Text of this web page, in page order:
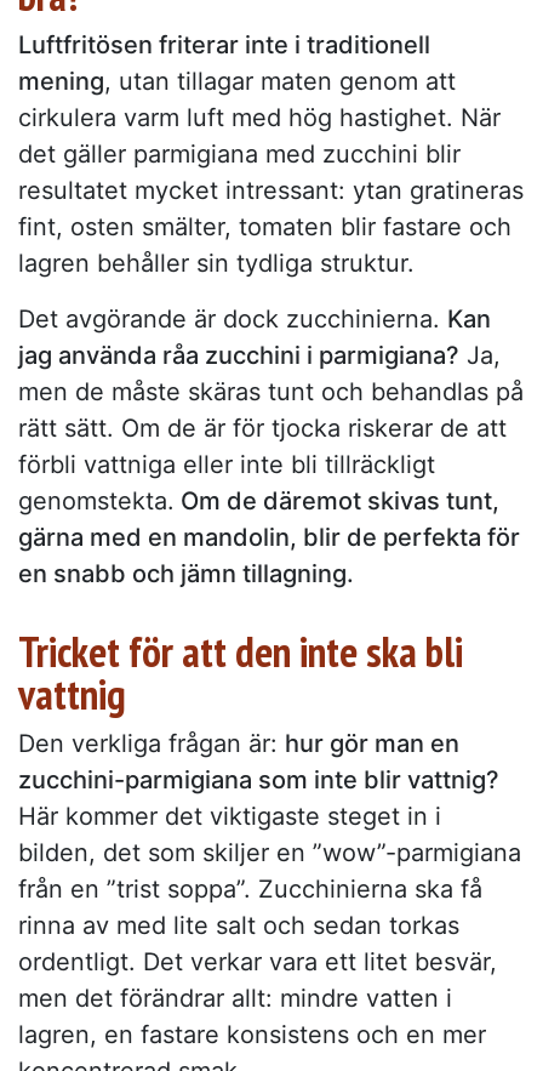
Luftfritösen friterar inte i traditionell
mening, utan tillagar maten genom att
cirkulera varm luft med hög hastighet. När
det gäller parmigiana med zucchini blir
resultatet mycket intressant: ytan gratineras
fint, osten smälter, tomaten blir fastare och
lagren behåller sin tydliga struktur.
Det avgörande är dock zucchinierna. Kan
jag använda råa zucchini i parmigiana? Ja,
men de måste skäras tunt och behandlas på
rätt sätt. Om de är för tjocka riskerar de att
förbli vattniga eller inte bli tillräckligt
genomstekta. Om de däremot skivas tunt,
gärna med en mandolin, blir de perfekta för
en snabb och jämn tillagning.
Tricket för att den inte ska bli
vattnig
Den verkliga frågan är: hur gör man en
zucchini-parmigiana som inte blir vattnig?
Här kommer det viktigaste steget in i
bilden, det som skiljer en ”wow”-parmigiana
från en ”trist soppa”. Zucchinierna ska få
rinna av med lite salt och sedan torkas
ordentligt. Det verkar vara ett litet besvär,
men det förändrar allt: mindre vatten i
lagren, en fastare konsistens och en mer